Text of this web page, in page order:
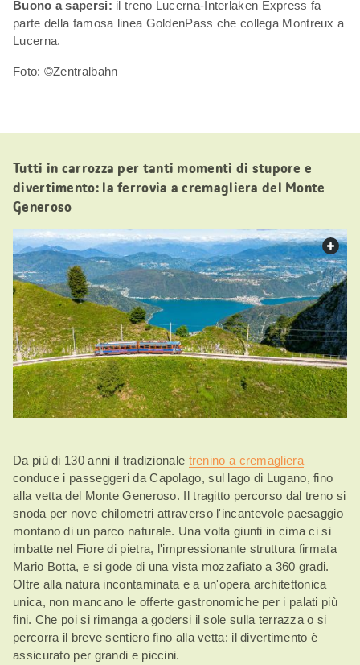
Buono a sapersi: il treno Lucerna-Interlaken Express fa
parte della famosa linea GoldenPass che collega Montreux a
Lucerna.
Foto: ©Zentralbahn
Tutti in carrozza per tanti momenti di stupore e
divertimento: la ferrovia a cremagliera del Monte
Generoso
Da più di 130 anni il tradizionale trenino a cremagliera
conduce i passeggeri da Capolago, sul lago di Lugano, fino
alla vetta del Monte Generoso. Il tragitto percorso dal treno si
snoda per nove chilometri attraverso l'incantevole paesaggio
montano di un parco naturale. Una volta giunti in cima ci si
imbatte nel Fiore di pietra, l'impressionante struttura firmata
Mario Botta, e si gode di una vista mozzafiato a 360 gradi.
Oltre alla natura incontaminata e a un'opera architettonica
unica, non mancano le offerte gastronomiche per i palati più
fini. Che poi si rimanga a godersi il sole sulla terrazza o si
percorra il breve sentiero fino alla vetta: il divertimento è
assicurato per grandi e piccini.